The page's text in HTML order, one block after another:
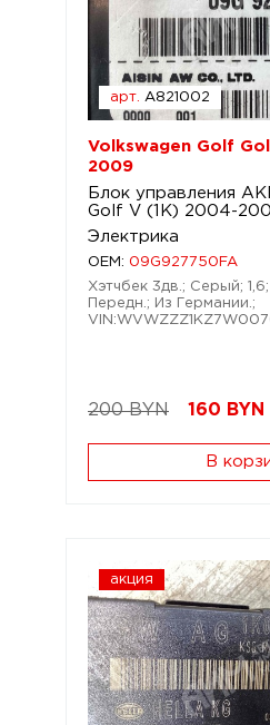
арт. A821002
Volkswagen Golf
2009
Блок управления
Golf V (1K) 2004-
Электрика
OEM: 09G927750FA
Хэтчбек 3дв.; Серый;
Передн.; Из Германии.;
200 BYN 160 BYN
В
акция